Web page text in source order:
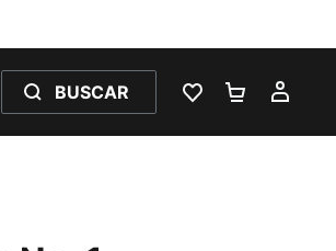
BUSCAR
LISTA DE